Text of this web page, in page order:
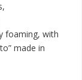
foaming, with
made in